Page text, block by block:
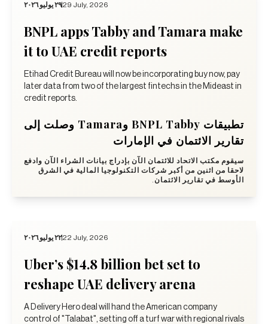
٢٩ يوليو ٢٠٢٦29 July, 2026
BNPL apps Tabby and Tamara make
it to UAE credit reports
Etihad Credit Bureau will now be incorporating buy now, pay
later data from two of the largest fintechs in the Mideast in
credit reports.
تطبيقات BNPL Tabby وTamara وصلت إلى
تقارير الائتمان في الإمارات
سيقوم مكتب الاتحاد للائتمان الآن بإدراج بيانات الشراء الآن وادفع
لاحقا من اثنين من أكبر شركات التكنولوجيا المالية في الشرق
الأوسط في تقارير الائتمان.
٢٢ يوليو ٢٠٢٦22 July, 2026
Uber’s $14.8 billion bet set to
reshape UAE delivery arena
A Delivery Hero deal will hand the American company
control of "Talabat", setting off a turf war with regional rivals